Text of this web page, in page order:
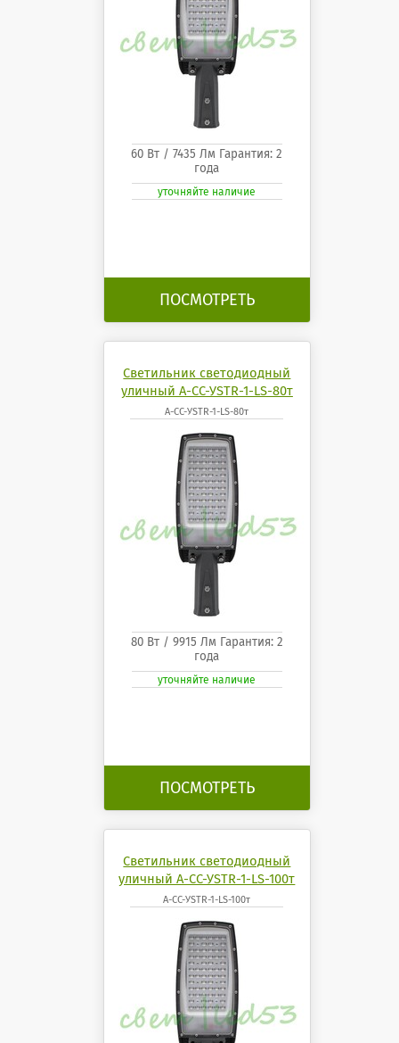
60 Вт / 7435 Лм Гарантия: 2
года
уточняйте наличие
ПОСМОТРЕТЬ
Светильник светодиодный
уличный А-СС-УSTR-1-LS-80т
А-СС-УSTR-1-LS-80т
80 Вт / 9915 Лм Гарантия: 2
года
уточняйте наличие
ПОСМОТРЕТЬ
Светильник светодиодный
уличный А-СС-УSTR-1-LS-100т
А-СС-УSTR-1-LS-100т